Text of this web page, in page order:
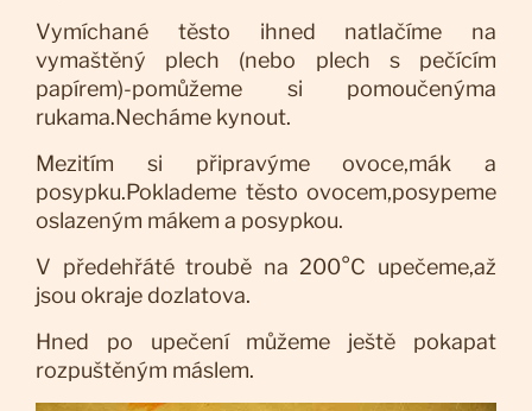
Vymíchané těsto ihned natlačíme na
vymaštěný plech (nebo plech s pečícím
papírem)-pomůžeme si pomoučenýma
rukama.Necháme kynout.
Mezitím si připravýme ovoce,mák a
posypku.Poklademe těsto ovocem,posypeme
oslazeným mákem a posypkou.
V předehřáté troubě na 200°C upečeme,až
jsou okraje dozlatova.
Hned po upečení můžeme ještě pokapat
rozpuštěným máslem.